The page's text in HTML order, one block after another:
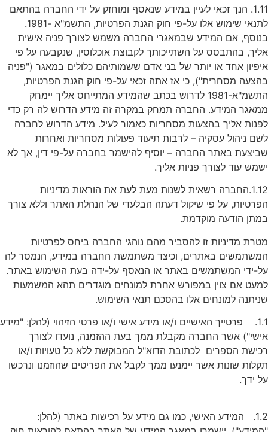
1.11. הנך זכאי לעיין במידע שנאסף ומוחזק על ידי החברה בהתאם
לתנאי שימוש אלו על-פי חוק הגנת הפרטיות, התשמ"א -1981.
בנוסף, אם המידע שבמאגרי החברה משמש לצורך פניה אישית
אליך, בהתבסס על השתייכותך לקבוצת אוכלוסין, שנקבעה על פי
איפיון אחד או יותר של בני אדם ששמותיהם כלולים במאגר ("פניה
בהצעה מסחרית"), כי אז אתה זכאי על-פי חוק הגנת הפרטיות,
התשמ"א-1981 לדרוש בכתב שהמידע המתייחס אליך יימחק
ממאגר המידע. החברה תמחק במקרה זה מידע הדרוש לה רק כדי
לפנות אליך בהצעות מסחריות כאמור לעיל. מידע הדרוש לחברה
לשם ניהול עסקיה – לרבות תיעוד פעולות מסחריות ואחרות
שביצעת באתר החברה – יוסיף להישמר בחברה על-פי דין, אך לא
ישמש עוד לצורך פניות אליך.
1.12.החברה רשאית לשנות מעת לעת את הוראות מדיניות
הפרטיות, על פי שיקול דעתה הבלעדי של הנהלת האתר וללא צורך
במתן הודעה מוקדמת.
מטרת מדיניות זו להסביר מהם נוהגי החברה ביחס לפרטיות
המשתמשים באתרים, וכיצד משתמשת החברה במידע, הנמסר לה
על-ידי המשתמשים באתר או הנאסף על-ידה בעת השימוש באתר.
למעט אם צוין במפורש אחרת למונחים מוגדרים תהא המשמעות
שניתנה למונחים אלו בהסכם תנאי השימוש.
1.1. פרטייך האישיים ו/או מידע אישי ו/או פרטי הזיהוי (להלן: "מידע
אישי") אשר החברה מקבלת ממך בעת ההזמנה, נועדו לצורך
רכישת הספרים לכתובת הדוא"ל המבוקשת ללא כל טעויות ו/או
תקלות שונות אשר יימנעו ממך לקבל את הפריטים שהוזמנו ונרכשו
על ידך.
1.2. המידע האישי, כמו גם מידע על רכישות באתר (להלן: